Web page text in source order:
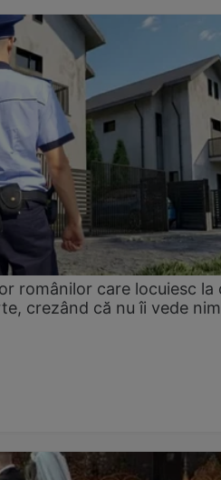
românilor care locuiesc la
crezând că nu îi vede